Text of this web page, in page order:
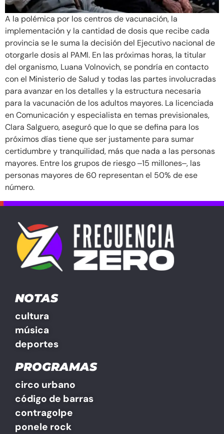
A la polémica por los centros de vacunación, la
implementación y la cantidad de dosis que recibe cada
provincia se le suma la decisión del Ejecutivo nacional de
otorgarle dosis al PAMI. En las próximas horas, la titular
del organismo, Luana Volnovich, se pondría en contacto
con el Ministerio de Salud y todas las partes involucradas
para avanzar en los detalles y la estructura necesaria
para la vacunación de los adultos mayores. La licenciada
en Comunicación y especialista en temas previsionales,
Clara Salguero, aseguró que lo que se defina para los
próximos días tiene que ser justamente para sumar
certidumbre y tranquilidad, más que nada a las personas
mayores. Entre los grupos de riesgo ‒15 millones‒, las
personas mayores de 60 representan el 50% de ese
número.
NOTAS
cultura
música
deportes
PROGRAMAS
circo urbano
código de barras
contragolpe
ponele rock